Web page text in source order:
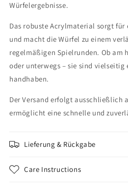
Würfelergebnisse.
Das robuste Acrylmaterial sorgt für
und macht die Würfel zu einem
regelmäßigen Spielrunden. Ob am
oder unterwegs – sie sind vielseitig
handhaben.
Der Versand erfolgt ausschließlich
ermöglicht eine schnelle und
Lieferung & Rückgabe
Care Instructions